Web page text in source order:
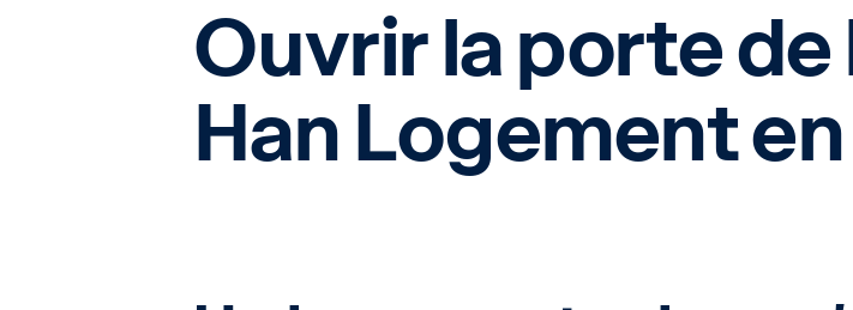
Ouvrir la porte de
Han Logement